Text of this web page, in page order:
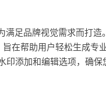
足品牌视觉需求而打
在帮助用户轻松生成专
添加和编辑选项，确